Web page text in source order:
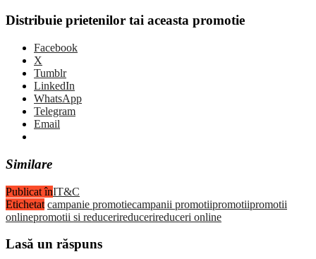
Distribuie prietenilor tai aceasta promotie
Facebook
X
Tumblr
LinkedIn
WhatsApp
Telegram
Email
Similare
Publicat înIT&C
Etichetat campanie promotiecampanii promotiipromotiipromotii
onlinepromotii si reducerireducerireduceri online
Lasă un răspuns